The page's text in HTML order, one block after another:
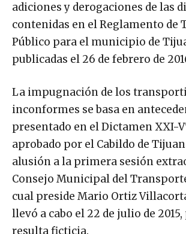
adiciones y derogaciones de las
contenidas en el Reglamento de
Público para el municipio de
publicadas el 26 de febrero de
La impugnación de los
inconformes se basa en
presentado en el Dictamen XXI-
aprobado por el Cabildo de
alusión a la primera sesión
Consejo Municipal del
cual preside Mario Ortiz
llevó a cabo el 22 de julio de
resulta ficticia.